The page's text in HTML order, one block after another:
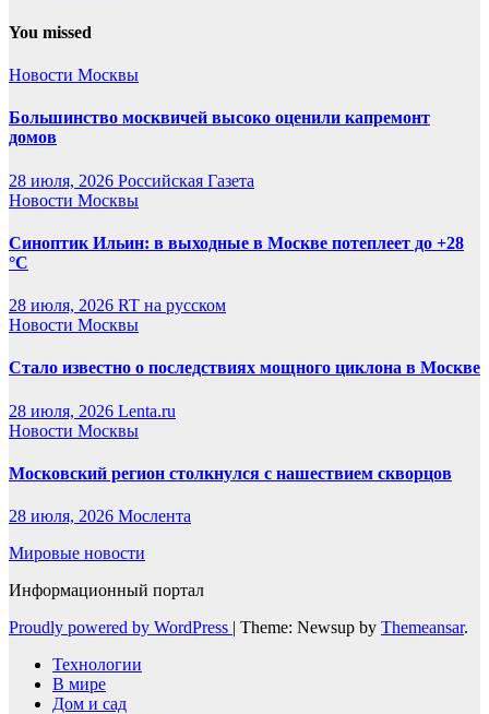
You missed
Новости Москвы
Большинство москвичей высоко оценили капремонт
домов
28 июля, 2026 Российская Газета
Новости Москвы
Синоптик Ильин: в выходные в Москве потеплеет до +28
°C
28 июля, 2026 RT на русском
Новости Москвы
Стало известно о последствиях мощного циклона в Москве
28 июля, 2026 Lenta.ru
Новости Москвы
Московский регион столкнулся с нашествием скворцов
28 июля, 2026 Мослента
Мировые новости
Информационный портал
Proudly powered by WordPress | Theme: Newsup by Themeansar.
Технологии
В мире
Дом и сад